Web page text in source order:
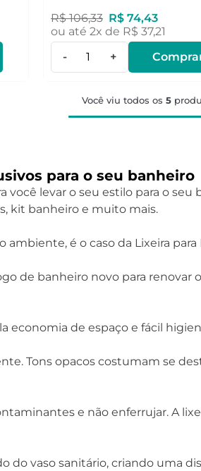
R$ 106,33 R$ 74,43
ou até 2x de R$ 37,21
-
+
Você viu todos os 5
para o seu banheiro
levar o seu estilo para o seu
kit banheiro e muito mais.
é o caso da Lixeira
de banheiro novo para renovar
economia de espaço e fácil
Tons opacos costumam se
e não enferrujar. A
do vaso sanitário, criando uma